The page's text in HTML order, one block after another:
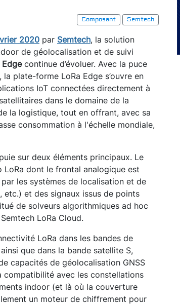
Composant
Semtech
2020 par Semtech, la solution
de géolocalisation et de suivi
Edgecontinue d’évoluer. Avec la puce
la plate-forme LoRa Edge s’ouvre en
IoT connectées directement à
dans le domaine de la
la logistique, tout en offrant, avec sa
consommation à l'échelle mondiale,
sur deux éléments principaux. Le
LoRa dont le frontal analogique est
les systèmes de localisation et de
etc.) et des signaux issus de points
de solveurs algorithmiques ad hoc
LoRa Cloud.
LoRa dans les bandes de
que dans la bande satellite S,
capacités de géolocalisation GNSS
compatibilité avec les constellations
indoor (et là où la couverture
un moteur de chiffrement pour